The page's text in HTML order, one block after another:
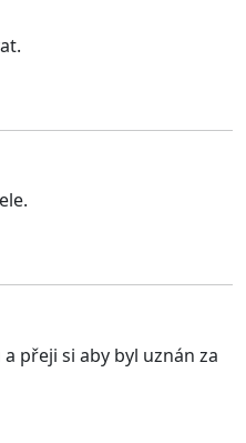
přeji si aby byl uznán za